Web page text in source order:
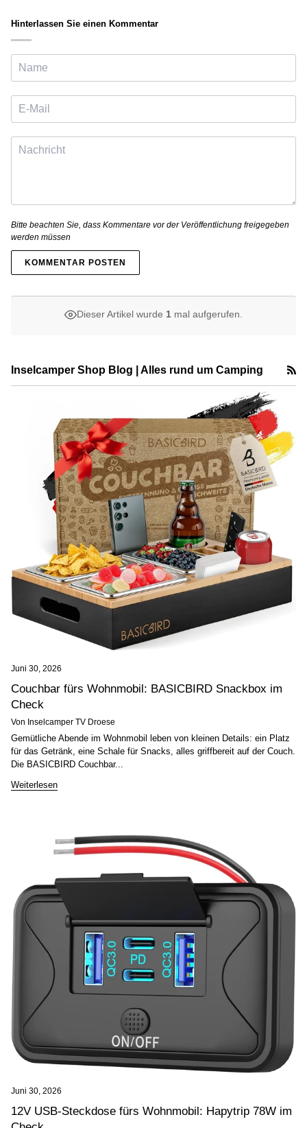
Hinterlassen Sie einen Kommentar
Bitte beachten Sie, dass Kommentare vor der Veröffentlichung freigegeben
werden müssen
KOMMENTAR POSTEN
Dieser Artikel wurde 1 mal aufgerufen.
Inselcamper Shop Blog | Alles rund um Camping
Juni 30, 2026
Couchbar fürs Wohnmobil: BASICBIRD Snackbox im
Check
Von Inselcamper TV Droese
Gemütliche Abende im Wohnmobil leben von kleinen Details: ein Platz
für das Getränk, eine Schale für Snacks, alles griffbereit auf der Couch.
Die BASICBIRD Couchbar...
Weiterlesen
Juni 30, 2026
12V USB-Steckdose fürs Wohnmobil: Hapytrip 78W im